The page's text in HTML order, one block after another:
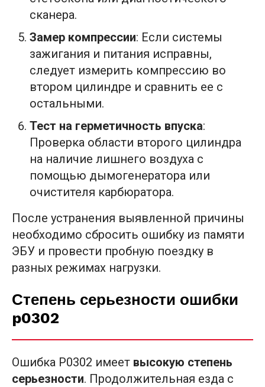
сканера.
Замер компрессии: Если системы
зажигания и питания исправны,
следует измерить компрессию во
втором цилиндре и сравнить ее с
остальными.
Тест на герметичность впуска:
Проверка области второго цилиндра
на наличие лишнего воздуха с
помощью дымогенератора или
очистителя карбюратора.
После устранения выявленной причины
необходимо сбросить ошибку из памяти
ЭБУ и провести пробную поездку в
разных режимах нагрузки.
Степень серьезности ошибки
p0302
Ошибка P0302 имеет высокую степень
серьезности. Продолжительная езда с